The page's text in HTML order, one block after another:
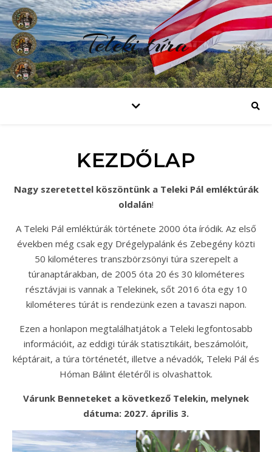
Teleki túra
KEZDŐLAP
Nagy szeretettel köszöntünk a Teleki Pál emléktúrák
oldalán!
A Teleki Pál emléktúrák története 2000 óta íródik. Az első
években még csak egy Drégelypalánk és Zebegény közti
50 kilométeres transzbörzsönyi túra szerepelt a
túranaptárakban, de 2005 óta 20 és 30 kilométeres
résztávjai is vannak a Telekinek, sőt 2016 óta egy 10
kilométeres túrát is rendezünk ezen a tavaszi napon.
Ezen a honlapon megtalálhatjátok a Teleki legfontosabb
információit, az eddigi túrák statisztikáit, beszámolóit,
képtárait, a túra történetét, illetve a névadók, Teleki Pál és
Hóman Bálint életéről is olvashattok.
Várunk Benneteket a következő Telekin, melynek
dátuma: 2027. április 3.